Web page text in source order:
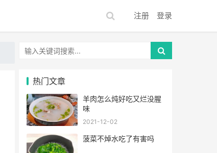
注册 登录
热门文章
羊肉怎么炖好吃又烂没腥
味
2021-12-02
菠菜不焯水吃了有害吗